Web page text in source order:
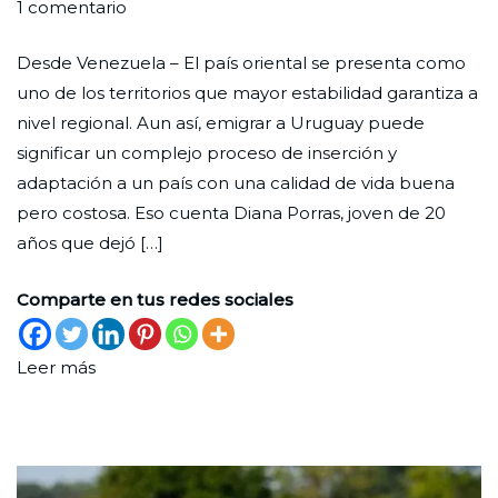
Redaccion
Nueva
el
de
mayo
de
2023
en
1 comentario
a
Uruguay
Desde Venezuela – El país oriental se presenta como
uno de los territorios que mayor estabilidad garantiza a
nivel regional. Aun así, emigrar a Uruguay puede
significar un complejo proceso de inserción y
adaptación a un país con una calidad de vida buena
pero costosa. Eso cuenta Diana Porras, joven de 20
años que dejó […]
Comparte en tus redes sociales
Leer más